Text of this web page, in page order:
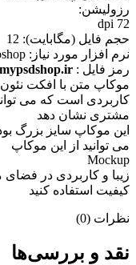
رزوليشن:
72 dpi
حجم فايل (مگابايت): 12
نرم افزار مورد نياز: Photoshop
رمز فایل : mypsdshop.ir
موکاپ متن با افکت
کاربردی است که می
مشتری نشان دهد
اين موکاپ سايز بزرگ
می توانيد از اين موکاپ
Mockup
زيبا و کاربردی در
کيفيت استفاده کنيد
نظرات (0)
نقد و بررسی‌ها